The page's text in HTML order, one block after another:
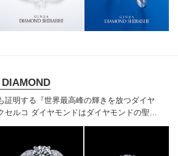
ください。
DIAMOND
証明する『世界最高峰の輝きを放つダイヤ
セルコ ダイヤモンドはダイヤモンドの聖地
で200年以上の歴史がある真のカッターズ
ングのデザインや品質にもこだわっていま